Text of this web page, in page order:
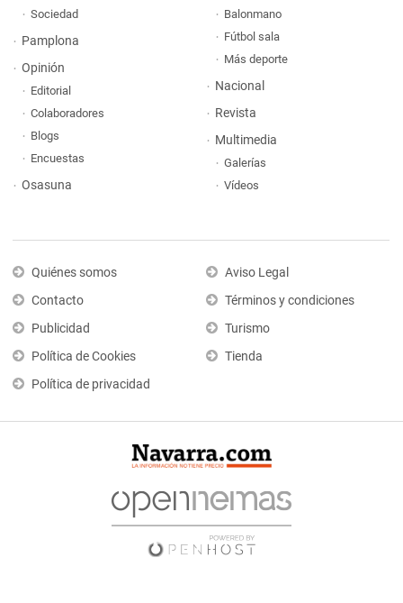
Sociedad
Pamplona
Opinión
Editorial
Colaboradores
Blogs
Encuestas
Osasuna
Balonmano
Fútbol sala
Más deporte
Nacional
Revista
Multimedia
Galerías
Vídeos
Quiénes somos
Contacto
Publicidad
Política de Cookies
Política de privacidad
Aviso Legal
Términos y condiciones
Turismo
Tienda